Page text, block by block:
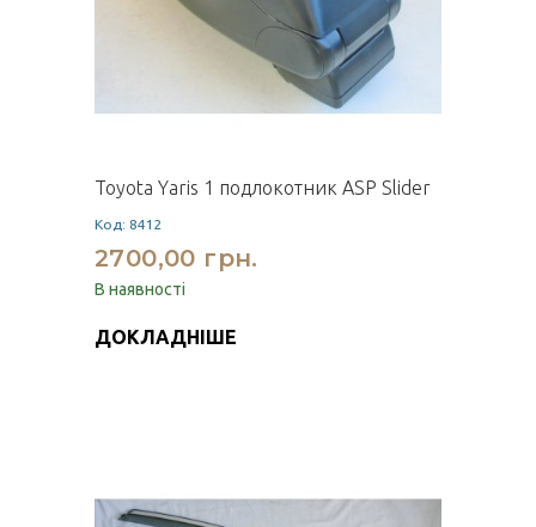
Toyota Yaris 1 подлокотник ASP Slider
Код: 8412
2700,00 грн.
В наявності
ДОКЛАДНІШЕ